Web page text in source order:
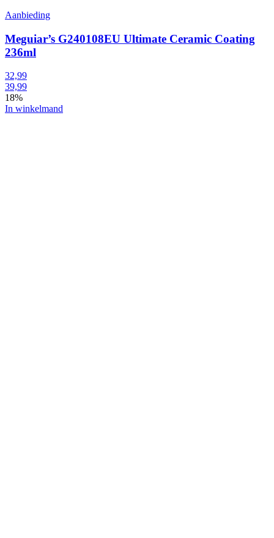
Aanbieding
Meguiar’s G240108EU Ultimate Ceramic Coating
236ml
32,99
39,99
18%
In winkelmand